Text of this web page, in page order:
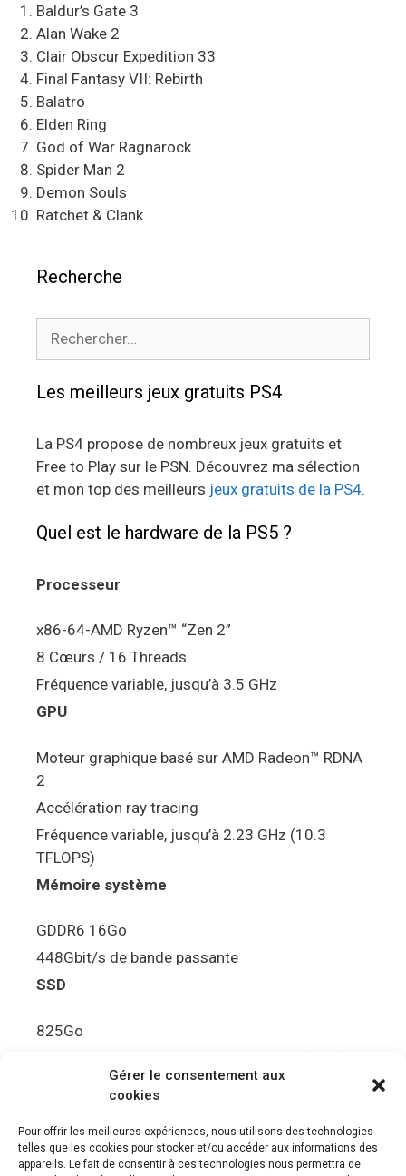
Gérer le consentement aux
cookies
Pour offrir les meilleures expériences, nous utilisons des technologies
telles que les cookies pour stocker et/ou accéder aux informations des
appareils. Le fait de consentir à ces technologies nous permettra de
Baldur’s Gate 3
Alan Wake 2
Clair Obscur Expedition 33
Final Fantasy VII: Rebirth
Balatro
Elden Ring
God of War Ragnarock
Spider Man 2
Demon Souls
Ratchet & Clank
Recherche
Les meilleurs jeux gratuits PS4
La PS4 propose de nombreux jeux gratuits et
Free to Play sur le PSN. Découvrez ma sélection
et mon top des meilleurs jeux gratuits de la PS4.
Quel est le hardware de la PS5 ?
Processeur
x86-64-AMD Ryzen™ “Zen 2”
8 Cœurs / 16 Threads
Fréquence variable, jusqu’à 3.5 GHz
GPU
Moteur graphique basé sur AMD Radeon™ RDNA
2
Accélération ray tracing
Fréquence variable, jusqu’à 2.23 GHz (10.3
TFLOPS)
Mémoire système
GDDR6 16Go
448Gbit/s de bande passante
SSD
825Go
5.5Gbit/s de bande passante en lecture (Brut)
Disque de jeu PS5
Ultra HD Blu-ray™, jusqu’à 100Go/disque
Sortie vidéo